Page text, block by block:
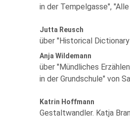
in der Tempelgasse",
Jutta Reusch
über "Historical Dictionary
Anja Wildemann
über "Mündliches
in der Grundschule" von
Katrin Hoffmann
Gestaltwandler. Katja